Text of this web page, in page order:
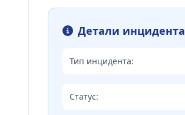
Детали инцидента
Тип инцидента:
Статус: